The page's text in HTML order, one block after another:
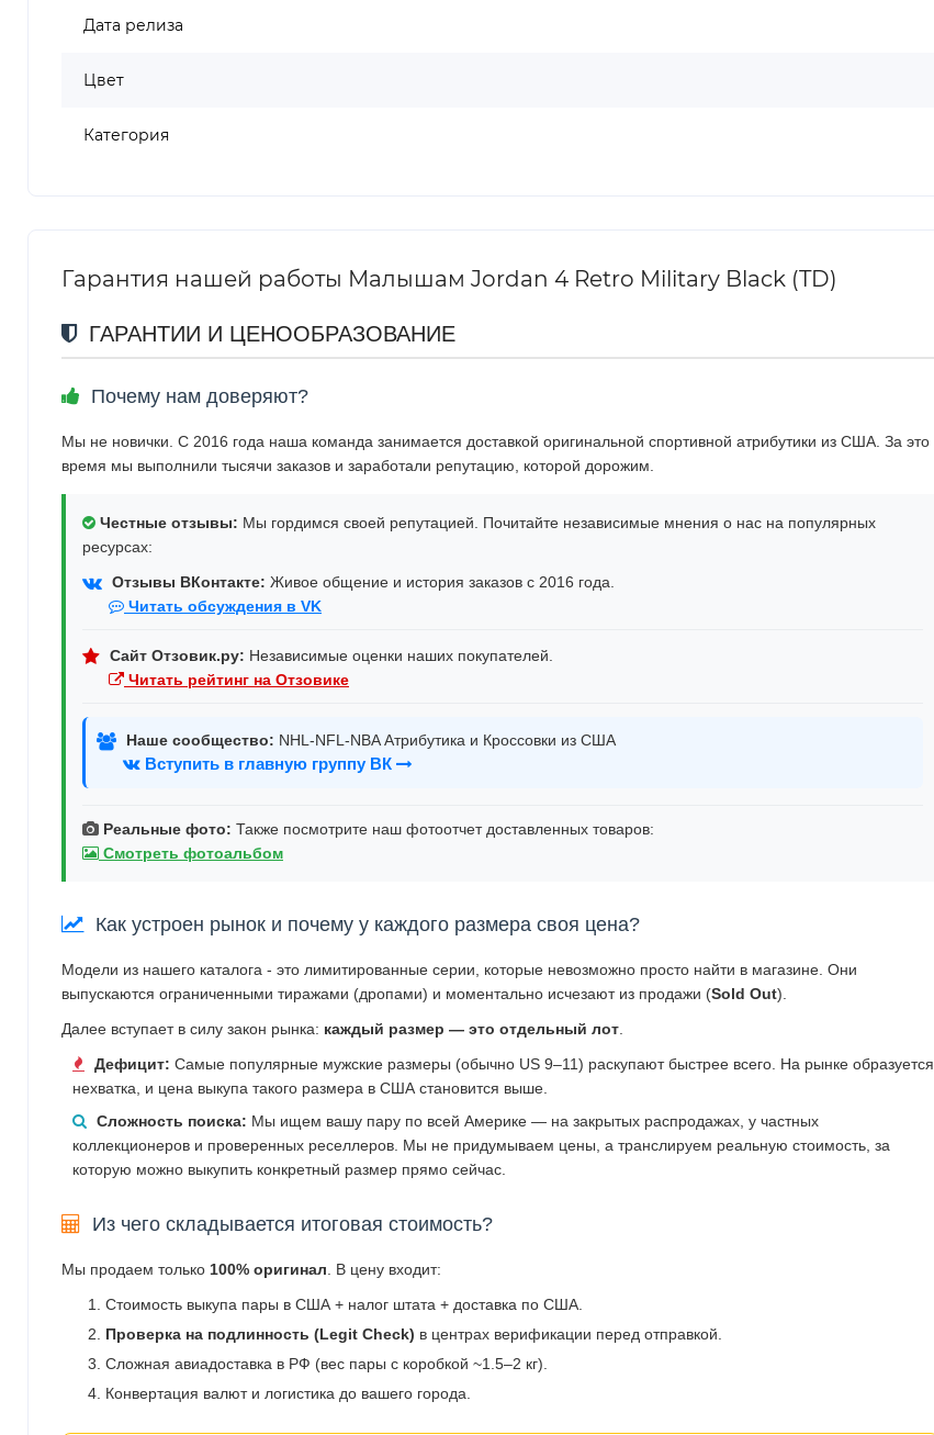
Дата релиза
Цвет
Категория
Гарантия нашей работы Малышам Jordan 4 Retro Military Black (TD)
ГАРАНТИИ И ЦЕНООБРАЗОВАНИЕ
Почему нам доверяют?
Мы не новички. С 2016 года наша команда занимается доставкой оригинальной спортивной атрибутики из США. За это
время мы выполнили тысячи заказов и заработали репутацию, которой дорожим.
Честные отзывы: Мы гордимся своей репутацией. Почитайте независимые мнения о нас на популярных
ресурсах:
Отзывы ВКонтакте: Живое общение и история заказов с 2016 года.
Читать обсуждения в VK
Сайт Отзовик.ру: Независимые оценки наших покупателей.
Читать рейтинг на Отзовике
Наше сообщество: NHL-NFL-NBA Атрибутика и Кроссовки из США
Вступить в главную группу ВК
Реальные фото: Также посмотрите наш фотоотчет доставленных товаров:
Смотреть фотоальбом
Как устроен рынок и почему у каждого размера своя цена?
Модели из нашего каталога - это лимитированные серии, которые невозможно просто найти в магазине. Они
выпускаются ограниченными тиражами (дропами) и моментально исчезают из продажи (Sold Out).
Далее вступает в силу закон рынка: каждый размер — это отдельный лот
Дефицит: Самые популярные мужские размеры (обычно US 9–11) раскупают быстрее всего. На рынке образуется
нехватка, и цена выкупа такого размера в США становится выше.
Сложность поиска: Мы ищем вашу пару по всей Америке — на закрытых распродажах, у частных
коллекционеров и проверенных реселлеров. Мы не придумываем цены, а транслируем реальную стоимость, за
которую можно выкупить конкретный размер прямо сейчас.
Из чего складывается итоговая стоимость?
Мы продаем только 100% оригинал . В цену входит:
Стоимость выкупа пары в США + налог штата + доставка по США.
Проверка на подлинность (Legit Check) в центрах верификации перед отправкой.
Сложная авиадоставка в РФ (вес пары с коробкой ~1.5–2 кг).
Конвертация валют и логистика до вашего города.